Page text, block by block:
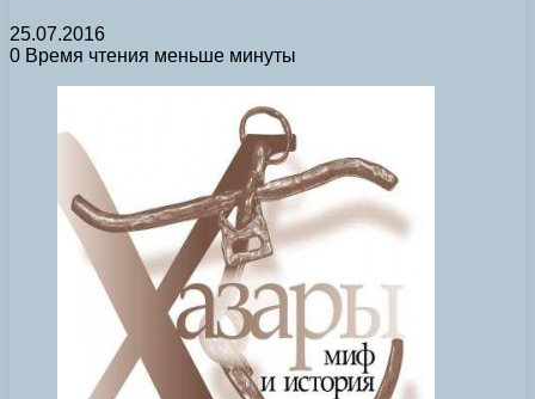
25.07.2016
0 Время чтения меньше минуты